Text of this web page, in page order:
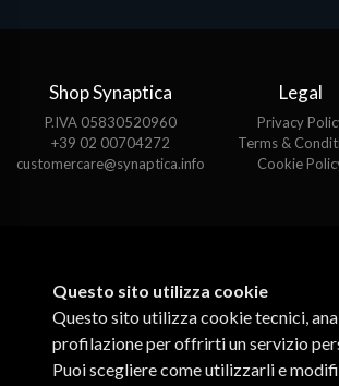
Shop Synaptica
P.IVA 05830520960
+39 02 00704272
customercare@synaptica.info
Legal
Privacy
Terms &
Cookie
Questo sito utilizza cookie
Questo sito utilizza cookie tecnici,
profilazione per offrirti un servizio
Puoi scegliere come utilizzarli e